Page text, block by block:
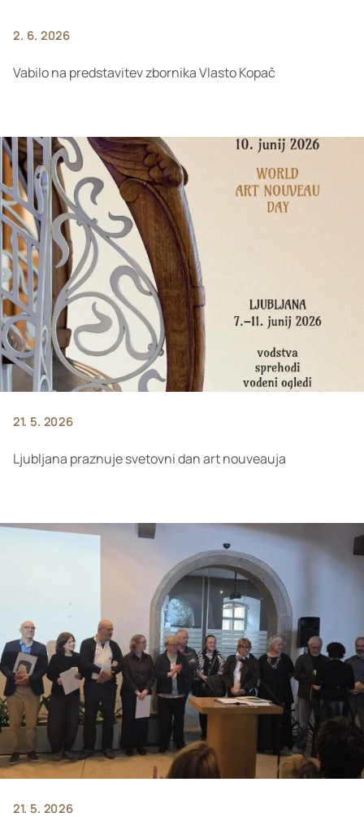
2. 6. 2026
Vabilo na predstavitev zbornika Vlasto Kopač
21. 5. 2026
Ljubljana praznuje svetovni dan art nouveauja
21. 5. 2026